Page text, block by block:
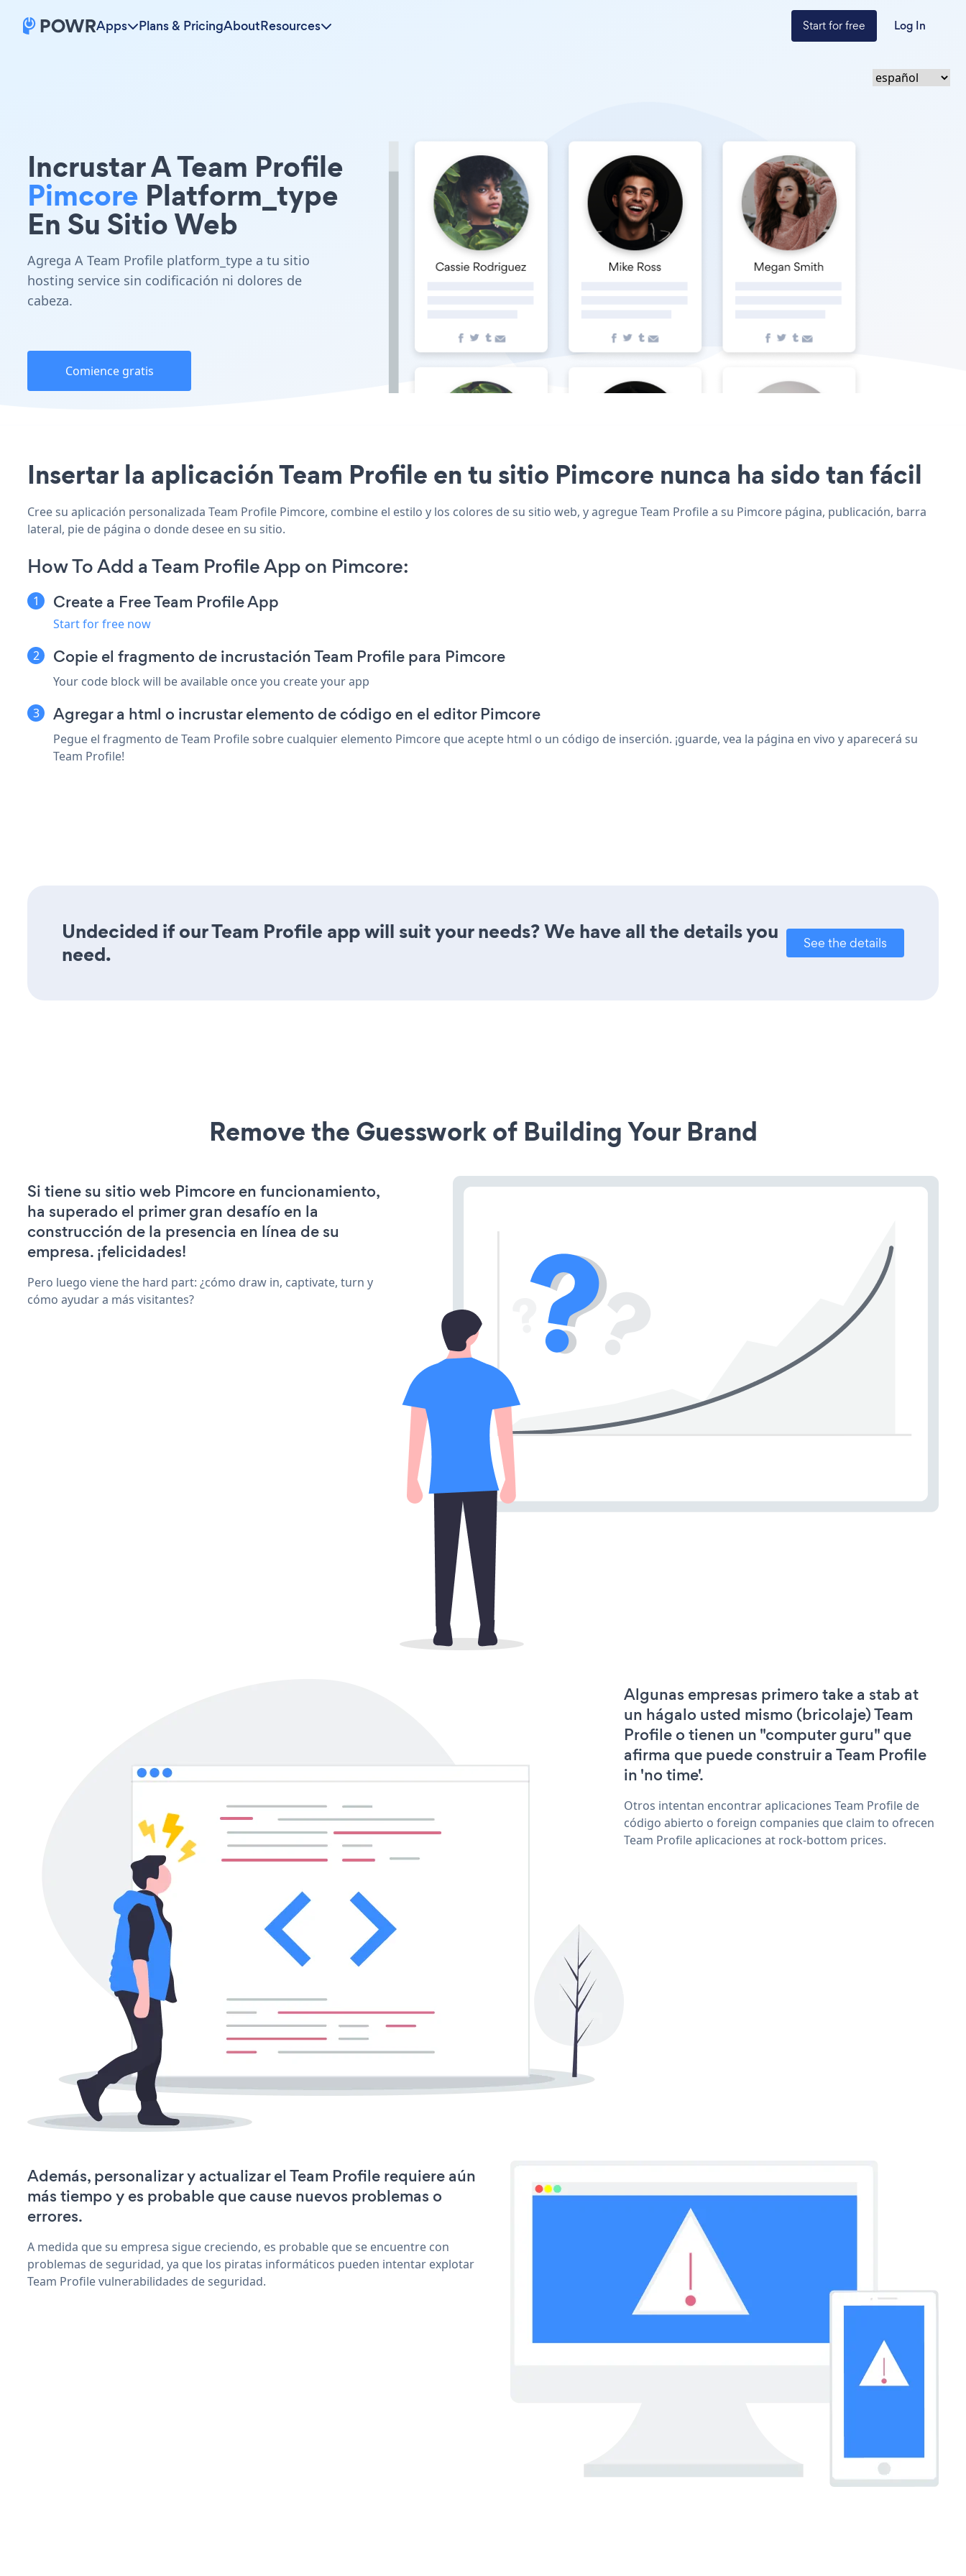
Apps Plans & PricingAboutResources Start for free Log In
Incrustar A Team Profile
Pimcore Platform_type
En Su Sitio Web
Agrega A Team Profile platform_type a tu sitio
hosting service sin codificación ni dolores de
cabeza.
Comience gratis
Insertar la aplicación Team Profile en tu sitio Pimcore nunca ha sido tan fácil
Cree su aplicación personalizada Team Profile Pimcore, combine el estilo y los colores de su sitio web, y agregue Team Profile a su Pimcore página, publicación, barra
lateral, pie de página o donde desee en su sitio.
How To Add a Team Profile App on Pimcore:
Create a Free Team Profile App
Start for free now
Copie el fragmento de incrustación Team Profile para Pimcore
Your code block will be available once you create your app
Agregar a html o incrustar elemento de código en el editor Pimcore
Pegue el fragmento de Team Profile sobre cualquier elemento Pimcore que acepte html o un código de inserción. ¡guarde, vea la página en vivo y aparecerá su
Team Profile!
Undecided if our Team Profile app will suit your needs? We have all the details you
need.
See the details
Remove the Guesswork of Building Your Brand
Si tiene su sitio web Pimcore en funcionamiento,
ha superado el primer gran desafío en la
construcción de la presencia en línea de su
empresa. ¡felicidades!
Pero luego viene the hard part: ¿cómo draw in, captivate, turn y
cómo ayudar a más visitantes?
Algunas empresas primero take a stab at
un hágalo usted mismo (bricolaje) Team
Profile o tienen un "computer guru" que
afirma que puede construir a Team Profile
in 'no time'.
Otros intentan encontrar aplicaciones Team Profile de
código abierto o foreign companies que claim to ofrecen
Team Profile aplicaciones at rock-bottom prices.
Además, personalizar y actualizar el Team Profile requiere aún
más tiempo y es probable que cause nuevos problemas o
errores.
A medida que su empresa sigue creciendo, es probable que se encuentre con
problemas de seguridad, ya que los piratas informáticos pueden intentar explotar
Team Profile vulnerabilidades de seguridad.